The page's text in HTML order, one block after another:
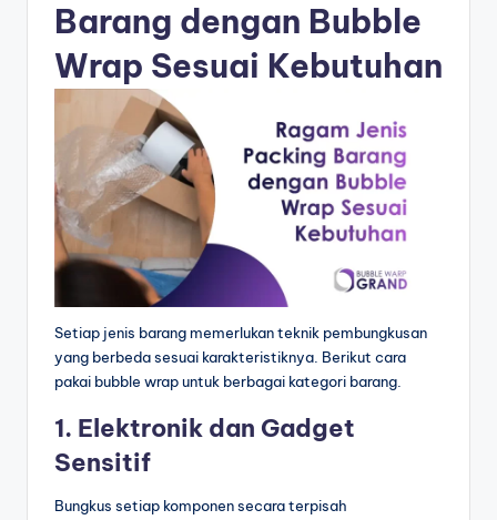
Barang dengan Bubble
Wrap Sesuai Kebutuhan
Setiap jenis barang memerlukan teknik pembungkusan
yang berbeda sesuai karakteristiknya. Berikut cara
pakai bubble wrap untuk berbagai kategori barang.
1. Elektronik dan Gadget
Sensitif
Bungkus setiap komponen secara terpisah